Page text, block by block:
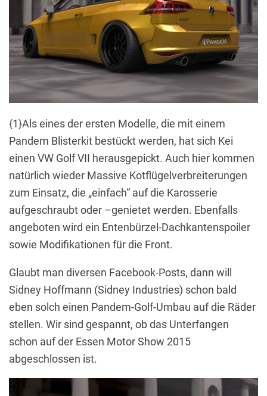
{1}Als eines der ersten Modelle, die mit einem
Pandem Blisterkit bestückt werden, hat sich Kei
einen VW Golf VII herausgepickt. Auch hier kommen
natürlich wieder Massive Kotflügelverbreiterungen
zum Einsatz, die „einfach“ auf die Karosserie
aufgeschraubt oder –genietet werden. Ebenfalls
angeboten wird ein Entenbürzel-Dachkantenspoiler
sowie Modifikationen für die Front.
Glaubt man diversen Facebook-Posts, dann will
Sidney Hoffmann (Sidney Industries) schon bald
eben solch einen Pandem-Golf-Umbau auf die Räder
stellen. Wir sind gespannt, ob das Unterfangen
schon auf der Essen Motor Show 2015
abgeschlossen ist.